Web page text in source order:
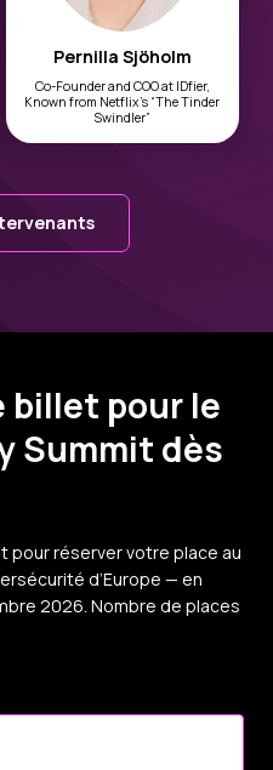
Pernilla Sjöholm
Co-Founder and COO at IDfier,
Known from Netflix’s “The Tinder
Swindler”
billet pour le
Summit dès
pour réserver votre place au
d’Europe — en
2026. Nombre de places